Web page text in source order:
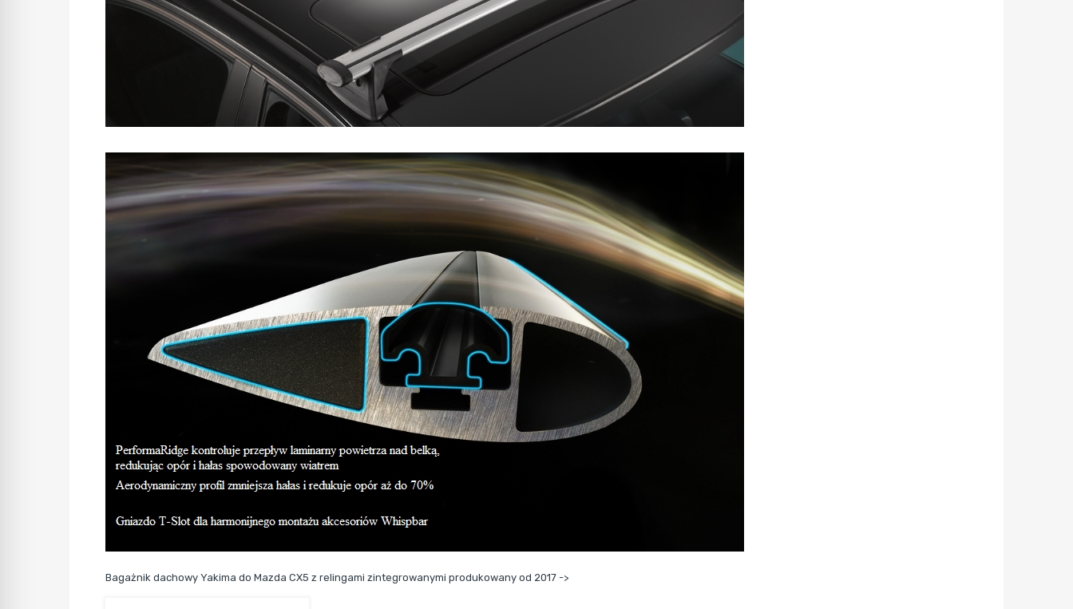
Bagażnik dachowy Yakima do Mazda CX5 z relingami zintegrowanymi produkowany od 2017 ->